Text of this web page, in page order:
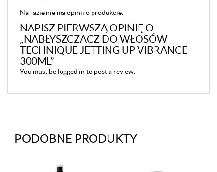
Na razie nie ma opinii o produkcie.
NAPISZ PIERWSZĄ OPINIĘ O
„NABŁYSZCZACZ DO WŁOSÓW
TECHNIQUE JETTING UP VIBRANCE
300ML”
You must be logged in to post a review.
PODOBNE PRODUKTY